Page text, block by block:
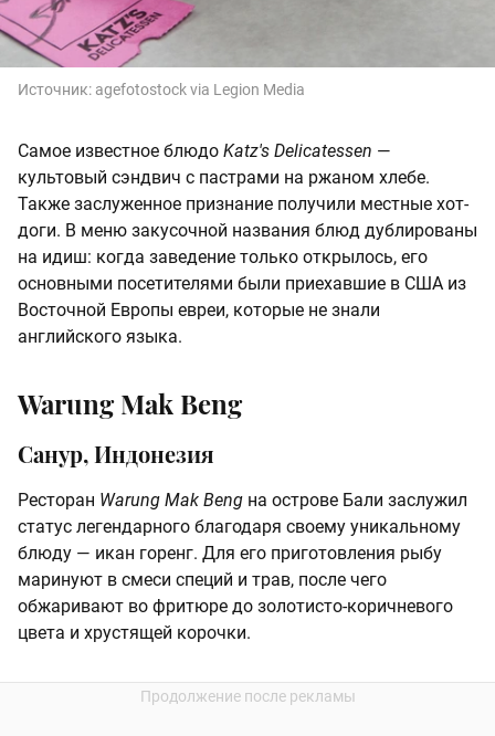
Источник: agefotostock via Legion Media
Самое известное блюдо Katz's Delicatessen —
культовый сэндвич с пастрами на ржаном хлебе.
Также заслуженное признание получили местные хот-
доги. В меню закусочной названия блюд дублированы
на идиш: когда заведение только открылось, его
основными посетителями были приехавшие в США из
Восточной Европы евреи, которые не знали
английского языка.
Warung Mak Beng
Санур, Индонезия
Ресторан Warung Mak Beng на острове Бали заслужил
статус легендарного благодаря своему уникальному
блюду — икан горенг. Для его приготовления рыбу
маринуют в смеси специй и трав, после чего
обжаривают во фритюре до золотисто-коричневого
цвета и хрустящей корочки.